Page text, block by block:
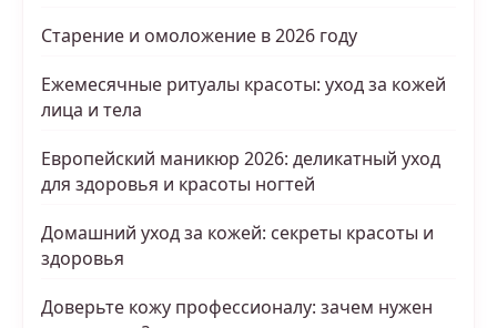
Старение и омоложение в 2026 году
Ежемесячные ритуалы красоты: уход за кожей
лица и тела
Европейский маникюр 2026: деликатный уход
для здоровья и красоты ногтей
Домашний уход за кожей: секреты красоты и
здоровья
Доверьте кожу профессионалу: зачем нужен